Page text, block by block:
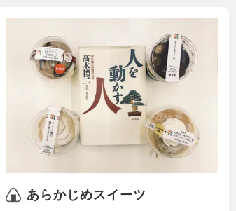
あらかじめスイーツ